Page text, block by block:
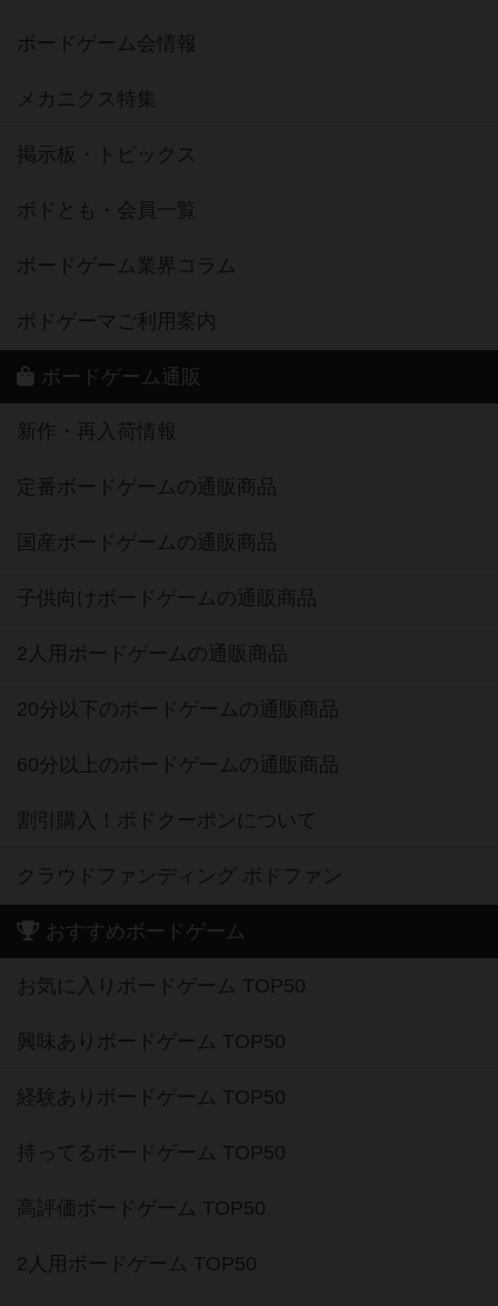
ボードゲーム会情報
メカニクス特集
掲示板・トピックス
ボドとも・会員一覧
ボードゲーム業界コラム
ボドゲーマご利用案内
ボードゲーム通販
新作・再入荷情報
定番ボードゲームの通販商品
国産ボードゲームの通販商品
子供向けボードゲームの通販商品
2人用ボードゲームの通販商品
20分以下のボードゲームの通販商品
60分以上のボードゲームの通販商品
割引購入！ボドクーポンについて
クラウドファンディング ボドファン
おすすめボードゲーム
お気に入りボードゲーム TOP50
興味ありボードゲーム TOP50
経験ありボードゲーム TOP50
持ってるボードゲーム TOP50
高評価ボードゲーム TOP50
2人用ボードゲーム TOP50